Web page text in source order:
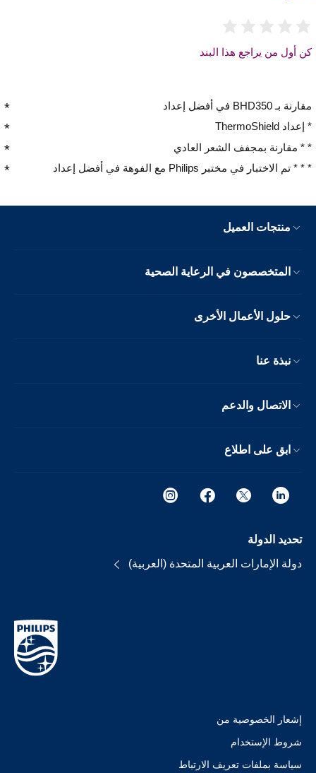
كن أول من يراجع هذا البند
مقارنة بـ BHD350 في أفضل إعداد
* إعداد ThermoShield
* * مقارنة بمجفف الشعر العادي
* * * تم الاختبار في مختبر Philips مع الفوهة في أفضل إعداد
منتجات العميل
المتخصصون في الرعاية الصحية
حلول الأعمال الأخرى
نبذة عنا
الاتصال والدعم
ابق على اطلاع
تحديد الدولة
دولة الإمارات العربية المتحدة (العربية)
إشعار الخصوصية من
شروط الإستخدام
سياسة بملفات تعريف الارتباط